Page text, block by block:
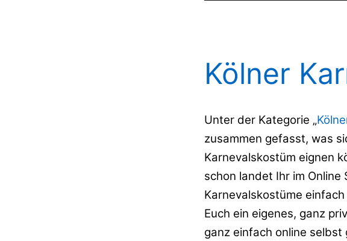
Kölner
Unter der Kategorie „
zusammen gefasst, was
Karnevalskostüm eignen
schon landet Ihr im
Karnevalskostüme
Euch ein eigenes, ganz
ganz einfach online